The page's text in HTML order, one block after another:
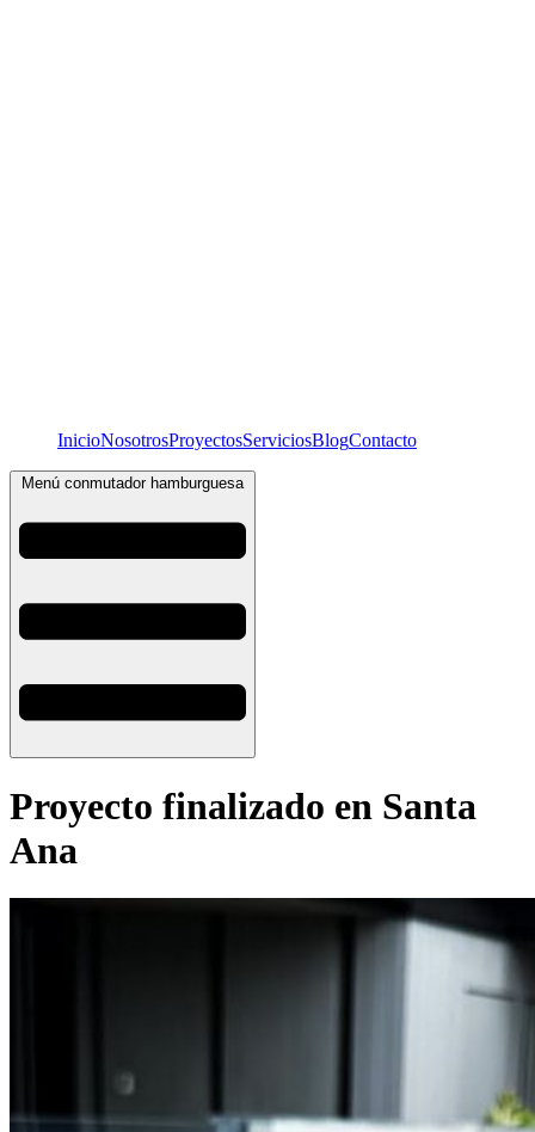
InicioNosotrosProyectosServiciosBlogContacto
Menú conmutador hamburguesa
Proyecto finalizado en Santa
Ana